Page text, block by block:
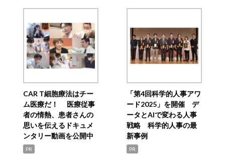
CAR T細胞療法はチー
ム医療だ！ 医療従事
者の情熱、患者さんの
思いを伝えるドキュメ
ンタリー動画を公開中
PR
「第4回科学的人事アワ
ード2025」を開催 デ
ータとAIで変わる人事
戦略 科学的人事の最
新事例
PR